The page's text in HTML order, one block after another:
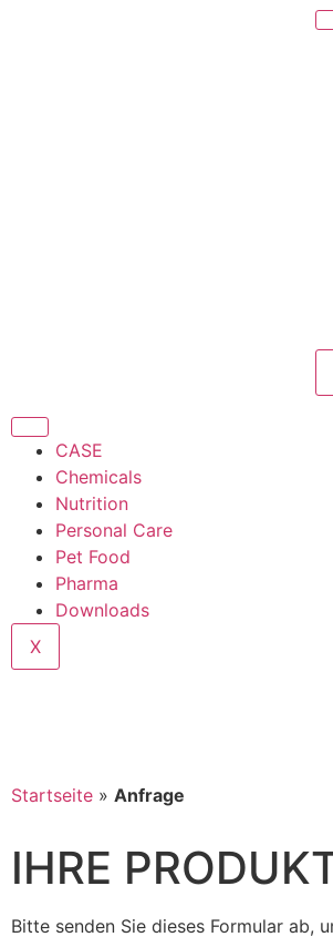
CASE
Chemicals
Nutrition
Personal Care
Pet Food
Pharma
Downloads
X
Startseite » Anfrage
IHRE
Bitte senden Sie dieses Formular ab,